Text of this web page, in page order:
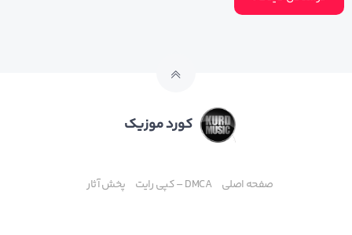
کورد موزیک
صفحه اصلی DMCA – کپی رایت پخش آثار